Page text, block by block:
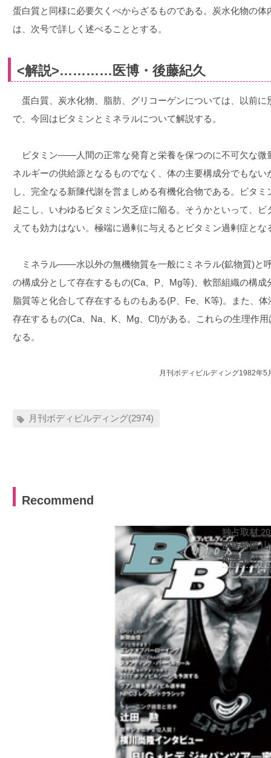
蛋白質と同様に必要欠くべからざるものである。炭水化物の
は、次号で詳しく述べることとする。
<解説>…………医博・後藤紀久
蛋白質、炭水化物、脂肪、グリコーゲンについては、以前に
で、今回はビタミンとミネラルについて解説する。
ビタミン――人間の正常な発育と栄養を保つのに不可欠な微
ネルギーの供給源となるものでなく、体の主要構成分でもな
し、完全なる新陳代謝を営ましめる有機化合物である。ビタ
起こし、いわゆるビタミン欠乏症に陥る。そうかといって、
えても効力はない。極端に過剰に与えるとビタミン過剰症とな
ミネラル――水以外の無機物質を一般にミネラル(鉱物質)と
の構成分として存在するもの(Ca、P、Mg等)、軟部組織の構
脂質等と化合して存在するものもある(P、Fe、K等)。また、
存在するもの(Ca、Na、K、Mg、Cl)がある。これらの生理作
なる。
月刊ボディビルディング1982年5
月刊ボディビルディング(2974)
Recommend
独占取材
凱旋帰国
尚隆 ほか